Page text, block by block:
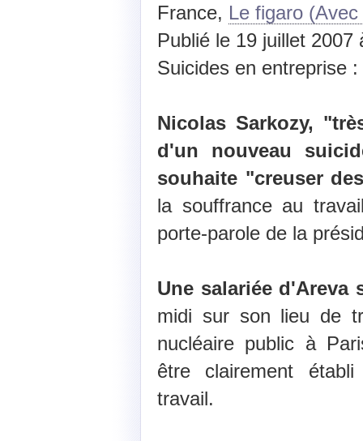
France, Le figaro
Publié le 19 juillet 2007
Suicides en entreprise
Nicolas Sarkozy,
d'un nouveau
souhaite "creuser
la souffrance au
porte-parole de la
Une salariée d'Areva
midi sur son lieu de
nucléaire public à
être clairement
travail.